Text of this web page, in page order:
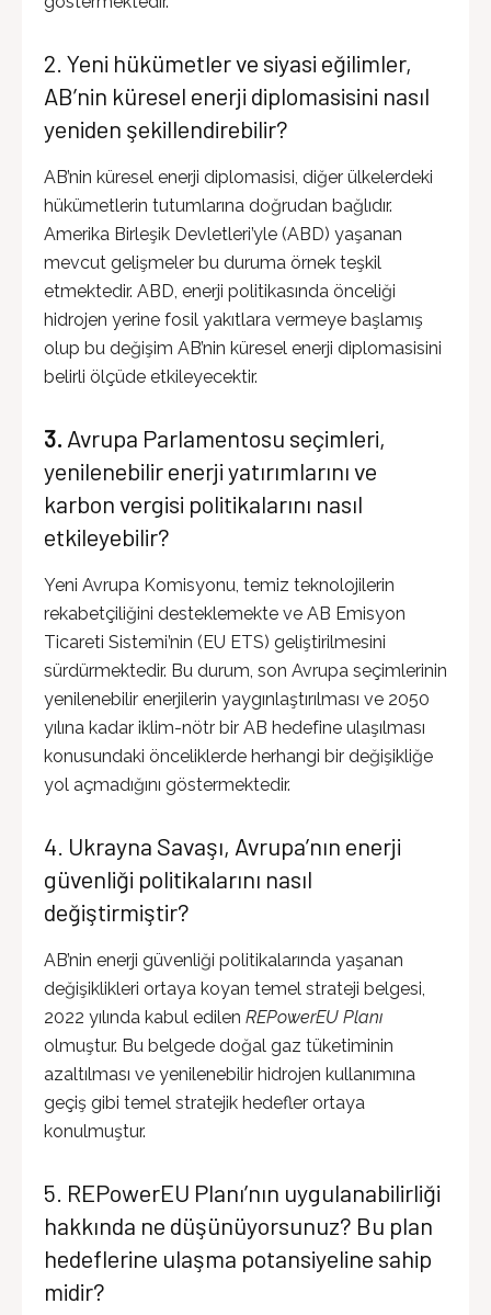
2. Yeni hükümetler ve siyasi eğilimler,
AB’nin küresel enerji diplomasisini nasıl
yeniden şekillendirebilir?
AB’nin küresel enerji diplomasisi, diğer ülkelerdeki
hükümetlerin tutumlarına doğrudan bağlıdır.
Amerika Birleşik Devletleri’yle (ABD) yaşanan
mevcut gelişmeler bu duruma örnek teşkil
etmektedir. ABD, enerji politikasında önceliği
hidrojen yerine fosil yakıtlara vermeye başlamış
olup bu değişim AB’nin küresel enerji diplomasisini
belirli ölçüde etkileyecektir.
3. Avrupa Parlamentosu seçimleri,
yenilenebilir enerji yatırımlarını ve
karbon vergisi politikalarını nasıl
etkileyebilir?
Yeni Avrupa Komisyonu, temiz teknolojilerin
rekabetçiliğini desteklemekte ve AB Emisyon
Ticareti Sistemi’nin (EU ETS) geliştirilmesini
sürdürmektedir. Bu durum, son Avrupa seçimlerinin
yenilenebilir enerjilerin yaygınlaştırılması ve 2050
yılına kadar iklim-nötr bir AB hedefine ulaşılması
konusundaki önceliklerde herhangi bir değişikliğe
yol açmadığını göstermektedir.
4. Ukrayna Savaşı, Avrupa’nın enerji
güvenliği politikalarını nasıl
değiştirmiştir?
AB’nin enerji güvenliği politikalarında yaşanan
değişiklikleri ortaya koyan temel strateji belgesi,
2022 yılında kabul edilen REPowerEU Planı
olmuştur. Bu belgede doğal gaz tüketiminin
azaltılması ve yenilenebilir hidrojen kullanımına
geçiş gibi temel stratejik hedefler ortaya
konulmuştur.
5. REPowerEU Planı’nın uygulanabilirliği
hakkında ne düşünüyorsunuz? Bu plan
hedeflerine ulaşma potansiyeline sahip
midir?